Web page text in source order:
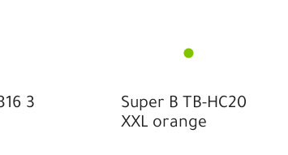
3
Super B TB-HC20
XXL orange